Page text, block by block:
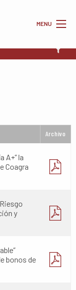
MENU
Archivo
A+” la
Coagra
y
bonos de